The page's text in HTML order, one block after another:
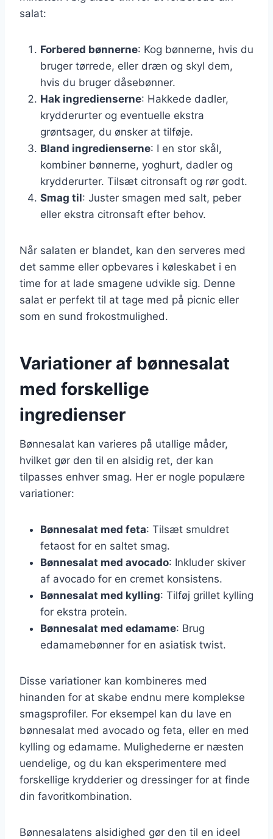
salat:
Forbered bønnerne: Kog bønnerne, hvis du
bruger tørrede, eller dræn og skyl dem,
hvis du bruger dåsebønner.
Hak ingredienserne: Hakkede dadler,
krydderurter og eventuelle ekstra
grøntsager, du ønsker at tilføje.
Bland ingredienserne: I en stor skål,
kombiner bønnerne, yoghurt, dadler og
krydderurter. Tilsæt citronsaft og rør godt.
Smag til: Juster smagen med salt, peber
eller ekstra citronsaft efter behov.
Når salaten er blandet, kan den serveres med
det samme eller opbevares i køleskabet i en
time for at lade smagene udvikle sig. Denne
salat er perfekt til at tage med på picnic eller
som en sund frokostmulighed.
Variationer af bønnesalat
med forskellige
ingredienser
Bønnesalat kan varieres på utallige måder,
hvilket gør den til en alsidig ret, der kan
tilpasses enhver smag. Her er nogle populære
variationer:
Bønnesalat med feta: Tilsæt smuldret
fetaost for en saltet smag.
Bønnesalat med avocado: Inkluder skiver
af avocado for en cremet konsistens.
Bønnesalat med kylling: Tilføj grillet kylling
for ekstra protein.
Bønnesalat med edamame: Brug
edamamebønner for en asiatisk twist.
Disse variationer kan kombineres med
hinanden for at skabe endnu mere komplekse
smagsprofiler. For eksempel kan du lave en
bønnesalat med avocado og feta, eller en med
kylling og edamame. Mulighederne er næsten
uendelige, og du kan eksperimentere med
forskellige krydderier og dressinger for at finde
din favoritkombination.
Bønnesalatens alsidighed gør den til en ideel